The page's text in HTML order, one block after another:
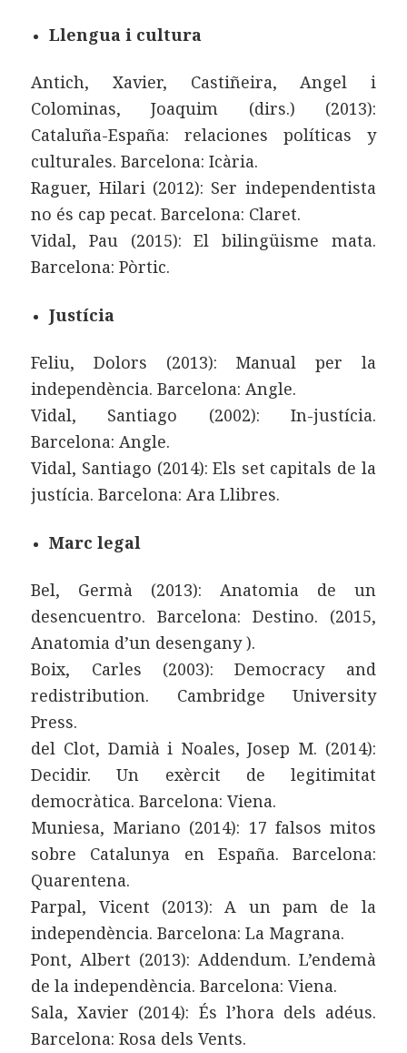
Llengua i cultura
Antich, Xavier, Castiñeira, Angel i
Colominas, Joaquim (dirs.) (2013):
Cataluña-España: relaciones políticas y
culturales. Barcelona: Icària.
Raguer, Hilari (2012): Ser independentista
no és cap pecat. Barcelona: Claret.
Vidal, Pau (2015): El bilingüisme mata.
Barcelona: Pòrtic.
Justícia
Feliu, Dolors (2013): Manual per la
independència. Barcelona: Angle.
Vidal, Santiago (2002): In-justícia.
Barcelona: Angle.
Vidal, Santiago (2014): Els set capitals de la
justícia. Barcelona: Ara Llibres.
Marc legal
Bel, Germà (2013): Anatomia de un
desencuentro. Barcelona: Destino. (2015,
Anatomia d’un desengany ).
Boix, Carles (2003): Democracy and
redistribution. Cambridge University
Press.
del Clot, Damià i Noales, Josep M. (2014):
Decidir. Un exèrcit de legitimitat
democràtica. Barcelona: Viena.
Muniesa, Mariano (2014): 17 falsos mitos
sobre Catalunya en España. Barcelona:
Quarentena.
Parpal, Vicent (2013): A un pam de la
independència. Barcelona: La Magrana.
Pont, Albert (2013): Addendum. L’endemà
de la independència. Barcelona: Viena.
Sala, Xavier (2014): És l’hora dels adéus.
Barcelona: Rosa dels Vents.